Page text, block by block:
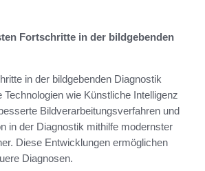
Fortschritte in der bildgebenden
in der bildgebenden Diagnostik
wie Künstliche Intelligenz
Bildverarbeitungsverfahren und
in der Diagnostik mithilfe modernster
Diese Entwicklungen ermöglichen
Diagnosen.